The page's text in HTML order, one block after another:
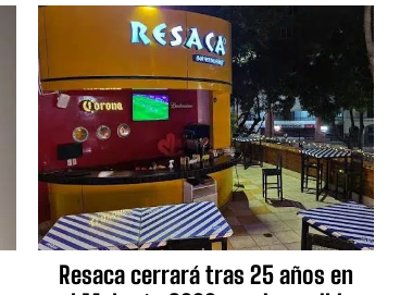
Resaca cerrará tras 25 años en